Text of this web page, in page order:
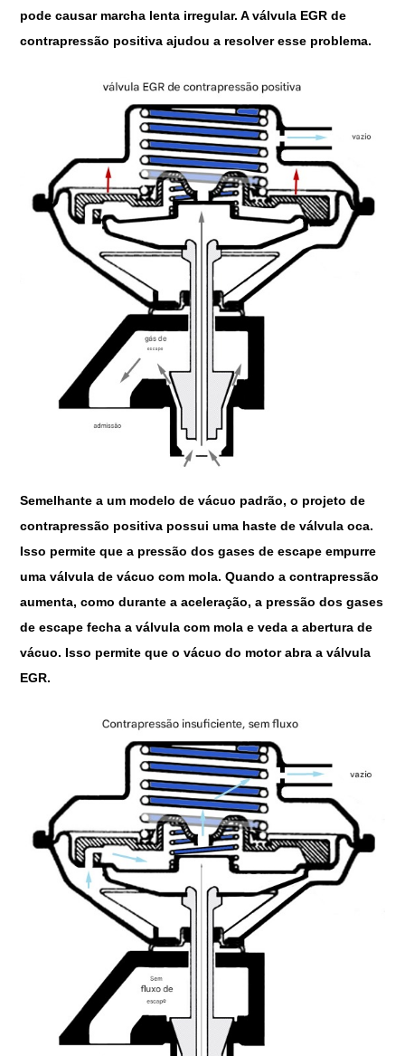
pode causar marcha lenta irregular. A válvula EGR de
contrapressão positiva ajudou a resolver esse problema.
Semelhante a um modelo de vácuo padrão, o projeto de
contrapressão positiva possui uma haste de válvula oca.
Isso permite que a pressão dos gases de escape empurre
uma válvula de vácuo com mola. Quando a contrapressão
aumenta, como durante a aceleração, a pressão dos gases
de escape fecha a válvula com mola e veda a abertura de
vácuo. Isso permite que o vácuo do motor abra a válvula
EGR.